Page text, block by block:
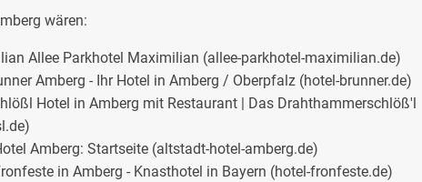
wären:
Allee Parkhotel Maximilian (allee-parkhotel-maximilian.de)
Amberg - Ihr Hotel in Amberg / Oberpfalz (hotel-brunner.de)
Hotel in Amberg mit Restaurant | Das Drahthammerschlöß'l
Amberg: Startseite (altstadt-hotel-amberg.de)
in Amberg - Knasthotel in Bayern (hotel-fronfeste.de)